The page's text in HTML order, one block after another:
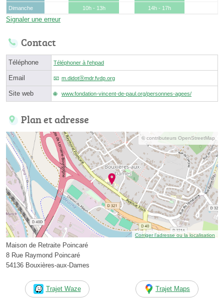
Dimanche
10h - 13h 14h - 17h
Signaler une erreur
Contact
Téléphone Téléphoner à l'ehpad
Email m.didotⓐmdr.fvdp.org
Site web www.fondation-vincent-de-paul.org/personnes-agees/
Plan et adresse
© contributeurs OpenStreetMap
Corriger l’adresse ou la localisation
Maison de Retraite Poincaré
8 Rue Raymond Poincaré
54136 Bouxières-aux-Dames
Trajet Waze Trajet Maps